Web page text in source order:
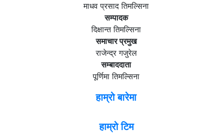
माधव प्रसाद तिमल्सिना
सम्पादक
दिक्षान्त तिमल्सिना
समाचार प्रमुख
राजेन्द्र गजुरेल
सम्बाददाता
पूर्णिमा तिमल्सिना
हाम्रो बारेमा
हाम्रो टिम